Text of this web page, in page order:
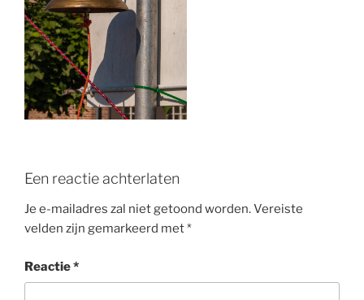
k
Een reactie achterlaten
Je e-mailadres zal niet getoond worden.Vereiste
velden zijn gemarkeerd met*
Reactie*